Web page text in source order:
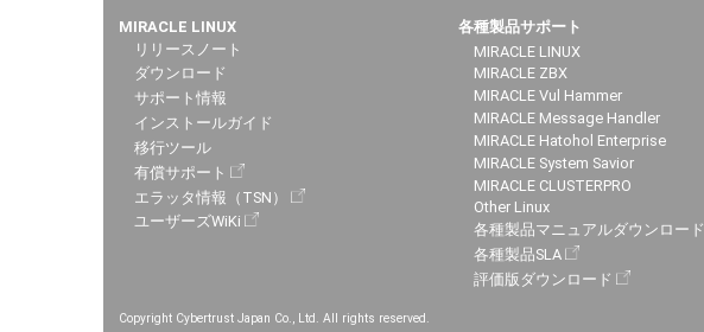
MIRACLE LINUX
リリースノート
ダウンロード
サポート情報
インストールガイド
移行ツール
有償サポート
エラッタ情報（TSN）
ユーザーズWiKi
各種製品サポート
MIRACLE LINUX
MIRACLE ZBX
MIRACLE Vul Hammer
MIRACLE Message Handler
MIRACLE Hatohol Enterprise
MIRACLE System Savior
MIRACLE CLUSTERPRO
Other Linux
各種製品マニュアルダウンロード
各種製品SLA
評価版ダウンロード
Copyright Cybertrust Japan Co., Ltd. All rights reserved.